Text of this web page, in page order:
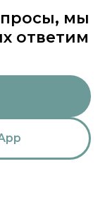
мы
ответим